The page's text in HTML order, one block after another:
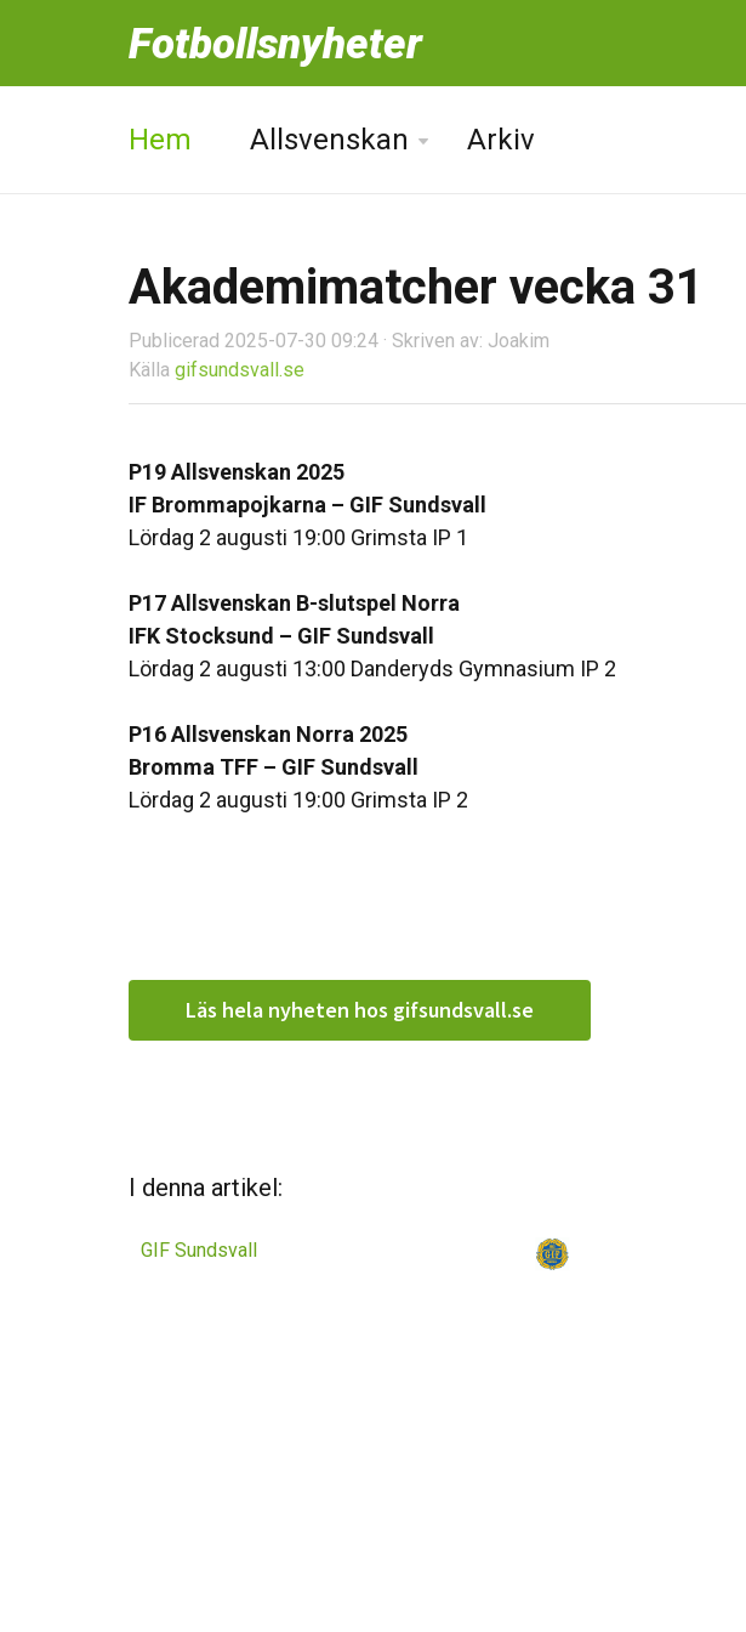
Fotbollsnyheter
Hem Allsvenskan Arkiv
Akademimatcher vecka 31
Publicerad 2025-07-30 09:24 · Skriven av: Joakim
Källa gifsundsvall.se
P19 Allsvenskan 2025
IF Brommapojkarna – GIF Sundsvall
Lördag 2 augusti 19:00 Grimsta IP 1
P17 Allsvenskan B-slutspel Norra
IFK Stocksund – GIF Sundsvall
Lördag 2 augusti 13:00 Danderyds Gymnasium IP 2
P16 Allsvenskan Norra 2025
Bromma TFF – GIF Sundsvall
Lördag 2 augusti 19:00 Grimsta IP 2
Läs hela nyheten hos gifsundsvall.se
I denna artikel:
GIF Sundsvall